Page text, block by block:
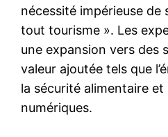
nécessité impérieuse de
tout tourisme ». Les
une expansion vers des
valeur ajoutée tels que
la sécurité alimentaire et
numériques.